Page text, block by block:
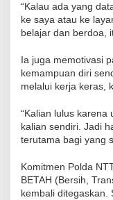
“Kalau ada yang
ke saya atau ke
belajar dan berdoa,
Ia juga memotivasi
kemampuan diri
melalui kerja keras,
“Kalian lulus karena
kalian sendiri. Jadi
terutama bagi yang
Komitmen Polda
BETAH (Bersih,
kembali ditegaskan.